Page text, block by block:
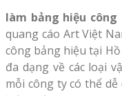
làm bảng hiệu công
quang cáo Art Việt
công bảng hiệu tại
đa dạng về các loại
mỗi công ty có thể